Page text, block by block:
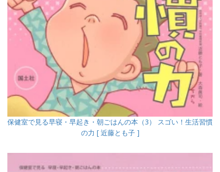
保健室で見る早寝・早起き・朝ごはんの本（3） スゴい！生活習慣
の力 [ 近藤とも子 ]